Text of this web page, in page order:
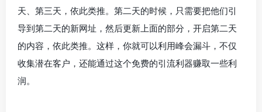
天、第三天，依此类推。第二天的时候，只需要把他们引
导到第二天的新网址，然后更新上面的部分，开启第二天
的内容，依此类推。这样，你就可以利用峰会漏斗，不仅
收集潜在客户，还能通过这个免费的引流利器赚取一些利
润。